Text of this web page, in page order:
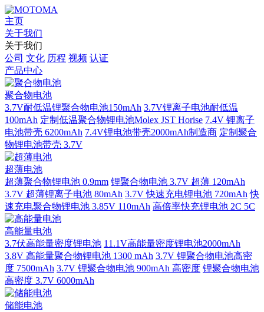
主页
关于我们
关于我们
公司 文化 历程 视频 认证
产品中心
聚合物电池
3.7V耐低温锂聚合物电池150mAh 3.7V锂离子电池耐低温
100mAh 定制低温聚合物锂电池Molex JST Horise 7.4V 锂离子
电池带壳 6200mAh 7.4V锂电池带壳2000mAh制造商 定制聚合
物锂电池带壳 3.7V
超薄电池
超薄聚合物锂电池 0.9mm 锂聚合物电池 3.7V 超薄 120mAh
3.7V 超薄锂离子电池 80mAh 3.7V 快速充电锂电池 720mAh 快
速充电聚合物锂电池 3.85V 110mAh 高倍率快充锂电池 2C 5C
高能量电池
3.7伏高能量密度锂电池 11.1V高能量密度锂电池2000mAh
3.8V 高能量聚合物锂电池 1300 mAh 3.7V 锂聚合物电池高密
度 7500mAh 3.7V 锂聚合物电池 900mAh 高密度 锂聚合物电池
高密度 3.7V 6000mAh
储能电池